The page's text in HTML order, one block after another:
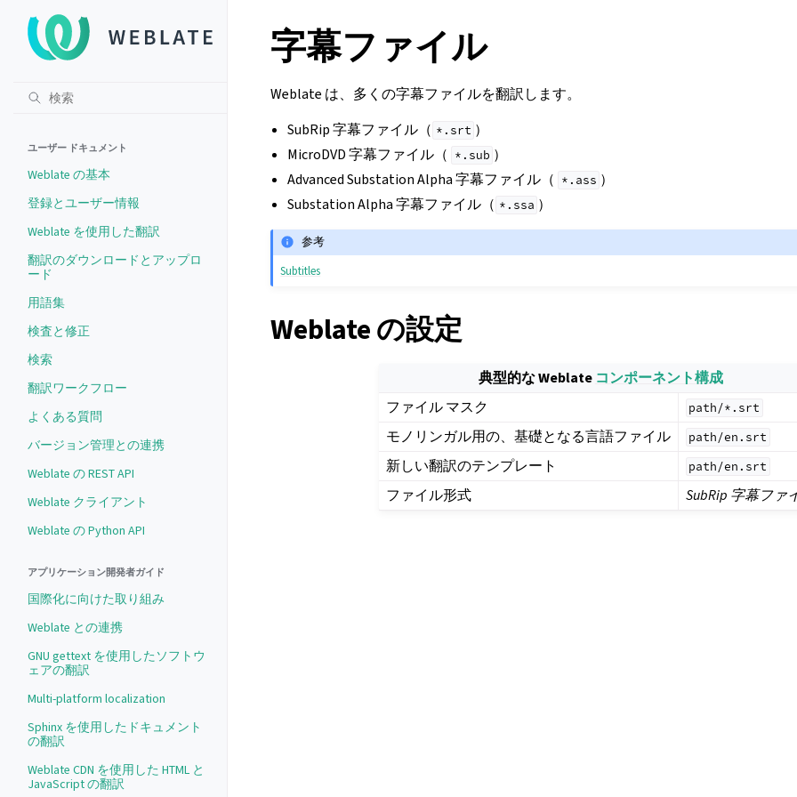
ユーザー ドキュメント
Weblate の基本
登録とユーザー情報
Weblate を使用した翻訳
翻訳のダウンロードとアップロ
ード
用語集
検査と修正
検索
翻訳ワークフロー
よくある質問
バージョン管理との連携
Weblate の REST API
Weblate クライアント
Weblate の Python API
アプリケーション開発者ガイド
国際化に向けた取り組み
Weblate との連携
GNU gettext を使用したソフトウ
ェアの翻訳
Multi-platform localization
Sphinx を使用したドキュメント
の翻訳
Weblate CDN を使用した HTML と
JavaScript の翻訳
字幕ファイル
Weblate は、多くの字幕ファイルを翻訳します。
SubRip 字幕ファイル（ *.srt ）
MicroDVD 字幕ファイル（ *.sub ）
Advanced Substation Alpha 字幕ファイル（ *.ass ）
Substation Alpha 字幕ファイル（ *.ssa ）
参考
Subtitles
Weblate の設定
典型的な Weblate コンポーネント構成
ファイル マスク
path/*.srt
モノリンガル用の、基礎となる言語ファイル path/en.srt
新しい翻訳のテンプレート path/en.srt
ファイル形式 SubRip 字幕ファ